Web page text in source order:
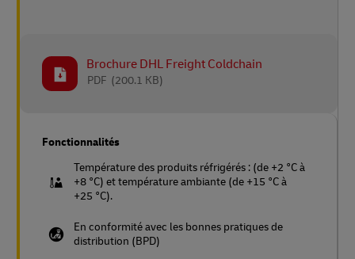
Brochure DHL Freight Coldchain
(200.1 KB)
PDF
Fonctionnalités
Température des produits réfrigérés : (de +2 °C à
+8 °C) et température ambiante (de +15 °C à
+25 °C).
En conformité avec les bonnes pratiques de
distribution (BPD)